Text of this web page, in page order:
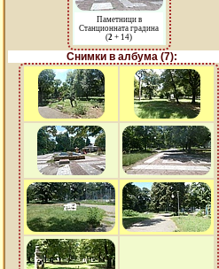
Паметници в
Станционната градина
(2 + 14)
Снимки в албума (7):